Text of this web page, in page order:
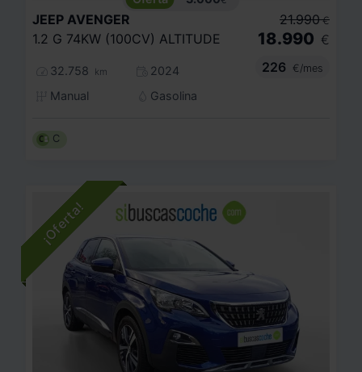
JEEP AVENGER
1.2 G 74KW (100CV) ALTITUDE
32.758 km
2024
Manual
Gasolina
21.990 €
18.990 €
226
€/mes
C